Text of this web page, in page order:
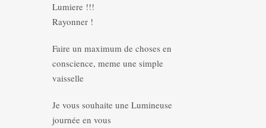
Lumiere !!!
Rayonner !
Faire un maximum de choses en
conscience, meme une simple
vaisselle
Je vous souhaite une Lumineuse
journée en vous